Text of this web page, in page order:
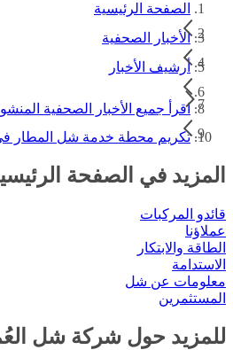
الصفحة الرئيسية
الأخبار الصحفية
أرشيف الأخبار
اقرأ جميع الأخبار الصحفية
تكريم محطة خدمة شل المطار
المزيد في الصفحة
قائدو المركبات
عملاؤنا
الطاقة والابتكار
الاستدامة
معلومات عن شل
المستثمرين
للمزيد حول شركة شل